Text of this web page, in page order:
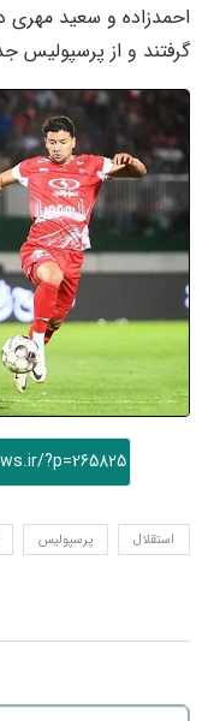
احمدزاده و سعید مهری
گرفتند و از پرسپولیس
?p=265825
استقلال پرسپولیس